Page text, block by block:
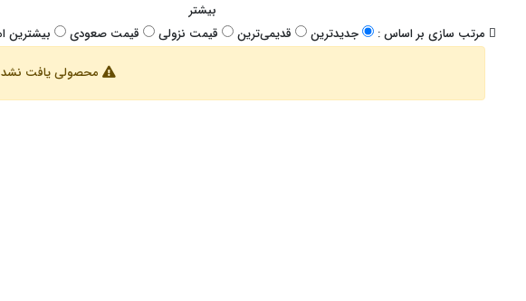
بیشتر
مرتب سازی بر اساس : جدیدترین قدیمی‌ترین قيمت نزولی قيمت صعودی بیشترین
محصولی یافت